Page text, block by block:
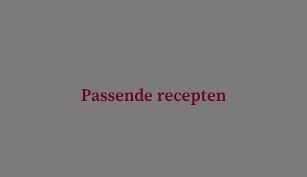
Passende recepten